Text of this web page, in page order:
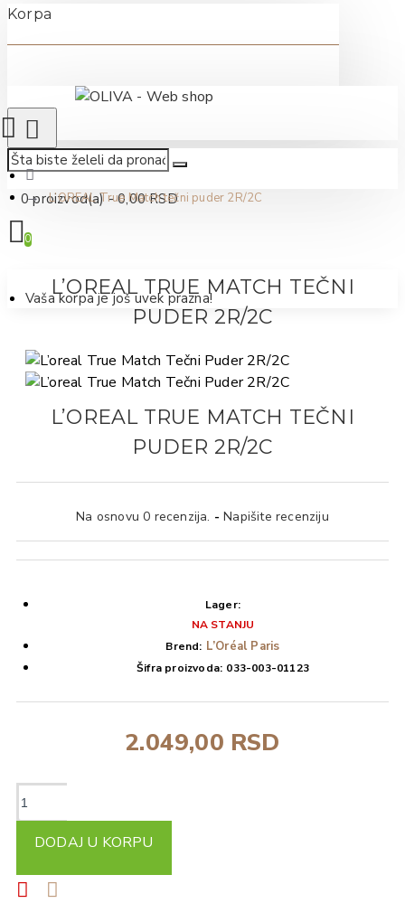
Korpa
0 proizvod(a) - 0,00 RSD
0
Vaša korpa je još uvek prazna!
L’OREAL True Match tečni puder 2R/2C
L’OREAL TRUE MATCH TEČNI
PUDER 2R/2C
L’OREAL TRUE MATCH TEČNI
PUDER 2R/2C
Na osnovu 0 recenzija. - Napišite recenziju
2.049,00 RSD
Lager:
NA STANJU
Brend: L’Oréal Paris
Šifra proizvoda: 033-003-01123
DODAJ U KORPU